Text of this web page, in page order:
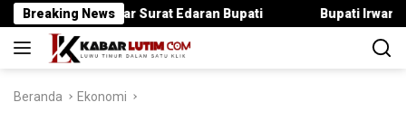
Langsung
ke
konten
Breaking News
Surat Edaran Bupati Bupati Irwan Serahkan
Beranda Ekonomi